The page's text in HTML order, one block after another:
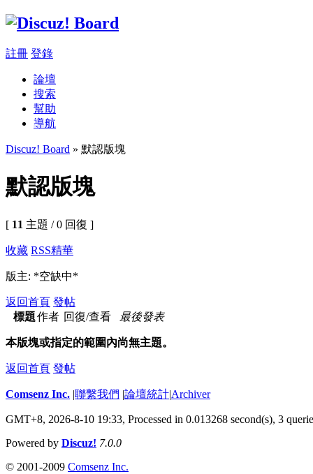
註冊 登錄
論壇
搜索
幫助
導航
Discuz! Board » 默認版塊
默認版塊
[ 11 主題 / 0 回復 ]
收藏 RSS精華
版主: *空缺中*
返回首頁 發帖
標題作者 回復/查看 最後發表
本版塊或指定的範圍內尚無主題。
返回首頁 發帖
Comsenz Inc. |聯繫我們 |論壇統計|Archiver
GMT+8, 2026-8-10 19:33, Processed in 0.013268 second(s), 3
Powered by Discuz! 7.0.0
© 2001-2009 Comsenz Inc.